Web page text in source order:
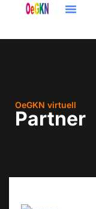
content
OeGKN virtuell
Partner